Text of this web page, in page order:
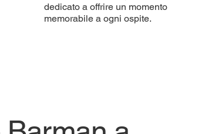
dedicato a offrire un momento
memorabile a ogni ospite.